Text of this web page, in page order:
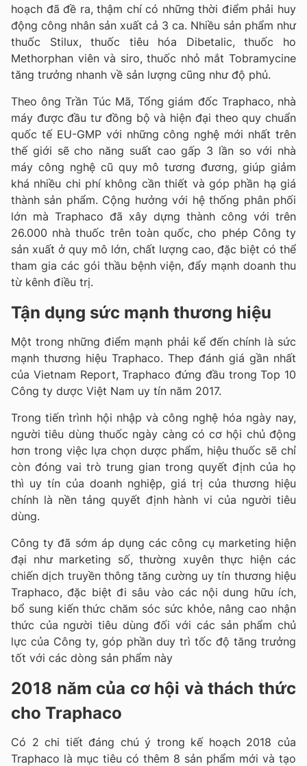
hoạch đã đề ra, thậm chí có những thời điểm phải huy
động công nhân sản xuất cả 3 ca. Nhiều sản phẩm như
thuốc Stilux, thuốc tiêu hóa Dibetalic, thuốc ho
Methorphan viên và siro, thuốc nhỏ mắt Tobramycine
tăng trưởng nhanh về sản lượng cũng như độ phủ.
Theo ông Trần Túc Mã, Tổng giám đốc Traphaco, nhà
máy được đầu tư đồng bộ và hiện đại theo quy chuẩn
quốc tế EU-GMP với những công nghệ mới nhất trên
thế giới sẽ cho năng suất cao gấp 3 lần so với nhà
máy công nghệ cũ quy mô tương đương, giúp giảm
khá nhiều chi phí không cần thiết và góp phần hạ giá
thành sản phẩm. Cộng hưởng với hệ thống phân phối
lớn mà Traphaco đã xây dựng thành công với trên
26.000 nhà thuốc trên toàn quốc, cho phép Công ty
sản xuất ở quy mô lớn, chất lượng cao, đặc biệt có thể
tham gia các gói thầu bệnh viện, đẩy mạnh doanh thu
từ kênh điều trị.
Tận dụng sức mạnh thương hiệu
Một trong những điểm mạnh phải kể đến chính là sức
mạnh thương hiệu Traphaco. Thep đánh giá gần nhất
của Vietnam Report, Traphaco đứng đầu trong Top 10
Công ty dược Việt Nam uy tín năm 2017.
Trong tiến trình hội nhập và công nghệ hóa ngày nay,
người tiêu dùng thuốc ngày càng có cơ hội chủ động
hơn trong việc lựa chọn dược phẩm, hiệu thuốc sẽ chỉ
còn đóng vai trò trung gian trong quyết định của họ
thì uy tín của doanh nghiệp, giá trị của thương hiệu
chính là nền tảng quyết định hành vi của người tiêu
dùng.
Công ty đã sớm áp dụng các công cụ marketing hiện
đại như marketing số, thường xuyên thực hiện các
chiến dịch truyền thông tăng cường uy tín thương hiệu
Traphaco, đặc biệt đi sâu vào các nội dung hữu ích,
bổ sung kiến thức chăm sóc sức khỏe, nâng cao nhận
thức của người tiêu dùng đối với các sản phẩm chủ
lực của Công ty, góp phần duy trì tốc độ tăng trưởng
tốt với các dòng sản phẩm này
2018 năm của cơ hội và thách thức
cho Traphaco
Có 2 chi tiết đáng chú ý trong kế hoạch 2018 của
Traphaco là mục tiêu có thêm 8 sản phẩm mới và tạo